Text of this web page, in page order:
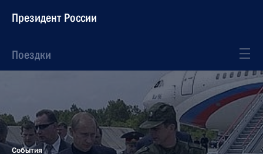
Президент России
Поездки
События